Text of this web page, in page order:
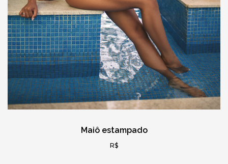
Maiô estampado
R$